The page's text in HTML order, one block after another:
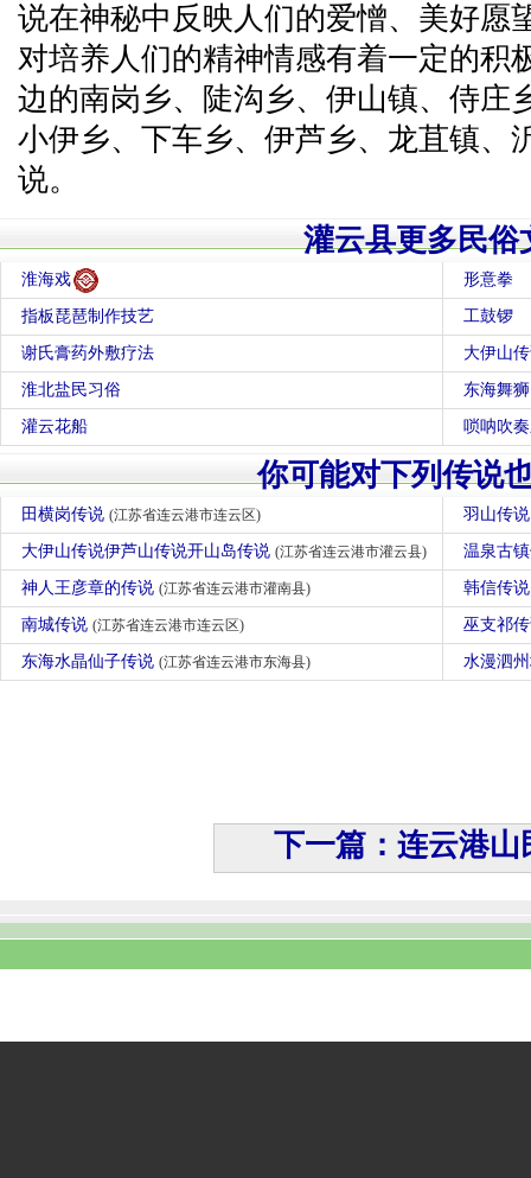
说在神秘中反映人们的爱憎、美好愿
对培养人们的精神情感有着一定的积
边的南岗乡、陡沟乡、伊山镇、侍庄
小伊乡、下车乡、伊芦乡、龙苴镇、
说。
灌云县更多民俗
淮海戏 形意拳
指板琵琶制作技艺 工鼓锣
谢氏膏药外敷疗法 大伊山
淮北盐民习俗 东海舞狮
灌云花船 唢呐吹
你可能对下列传说
田横岗传说 (江苏省连云港市连云区) 羽山传
大伊山传说伊芦山传说开山岛传说 (江苏省连云港市灌云县) 温泉古
神人王彦章的传说 (江苏省连云港市灌南县) 韩信传
南城传说 (江苏省连云港市连云区) 巫支祁
东海水晶仙子传说 (江苏省连云港市东海县) 水漫泗
下一篇：连云港山